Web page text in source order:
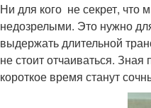
Ни для кого не секрет, что
недозрелыми. Это нужно
выдержать длительной
не стоит отчаиваться.
короткое время станут